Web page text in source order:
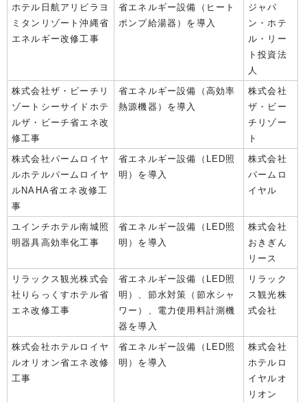
ホテル日航アリビラヨ
ミタンリゾート沖縄省
エネルギー改修工事
省エネルギー設備（ヒート
ポンプ給湯器）を導入
ジャパ
ン・ホテ
ル・リー
ト投資法
人
株式会社ザ・ビーチリ
ゾートシーサイドホテ
ルザ・ビーチ省エネ改
修工事
省エネルギー設備（高効率
熱源機器）を導入
株式会社
ザ・ビー
チリゾー
ト
株式会社パームロイヤ
ルホテルパームロイヤ
ルNAHA省エネ改修工
事
省エネルギー設備（LED照
明）を導入
株式会社
パームロ
イヤル
ユインチホテル南城照
明器具高効率化工事
省エネルギー設備（LED照
明）を導入
株式会社
おきぎん
リース
リラックス観光株式会
社りらっくすホテル省
エネ改修工事
省エネルギー設備（LED照
明）、節水対策（節水シャ
ワー）、電力使用料計測機
器を導入
リラック
ス観光株
式会社
株式会社ホテルロイヤ
ルオリオン省エネ改修
工事
省エネルギー設備（LED照
明）を導入
株式会社
ホテルロ
イヤルオ
リオン